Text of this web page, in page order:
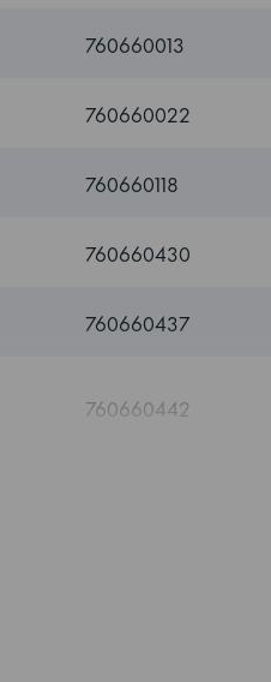
760660013
760660022
760660118
760660430
760660437
760660442